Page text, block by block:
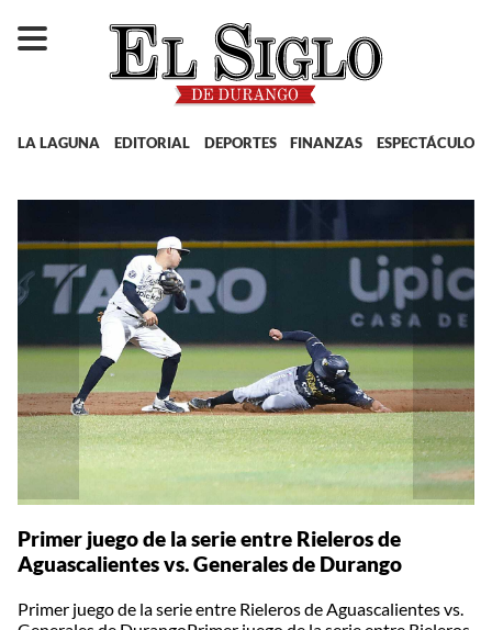
LA LAGUNA EDITORIAL DEPORTES FINANZAS ESPECTÁCULOS
Primer juego de la serie entre Rieleros de
Aguascalientes vs. Generales de Durango
Primer juego de la serie entre Rieleros de Aguascalientes vs.